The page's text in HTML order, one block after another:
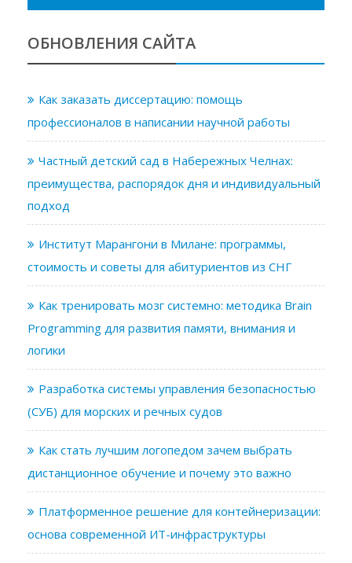
ОБНОВЛЕНИЯ САЙТА
Как заказать диссертацию: помощь
профессионалов в написании научной работы
Частный детский сад в Набережных Челнах:
преимущества, распорядок дня и индивидуальный
подход
Институт Марангони в Милане: программы,
стоимость и советы для абитуриентов из СНГ
Как тренировать мозг системно: методика Brain
Programming для развития памяти, внимания и
логики
Разработка системы управления безопасностью
(СУБ) для морских и речных судов
Как стать лучшим логопедом зачем выбрать
дистанционное обучение и почему это важно
Платформенное решение для контейнеризации:
основа современной ИТ-инфраструктуры